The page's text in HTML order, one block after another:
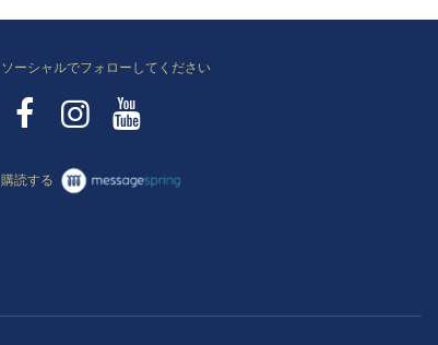
ソーシャルでフォローしてください
購読する